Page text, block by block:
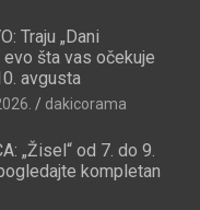
Traju „Dani
evo šta vas očekuje
avgusta
dakicorama
„Žisel“ od 7. do 9.
kompletan